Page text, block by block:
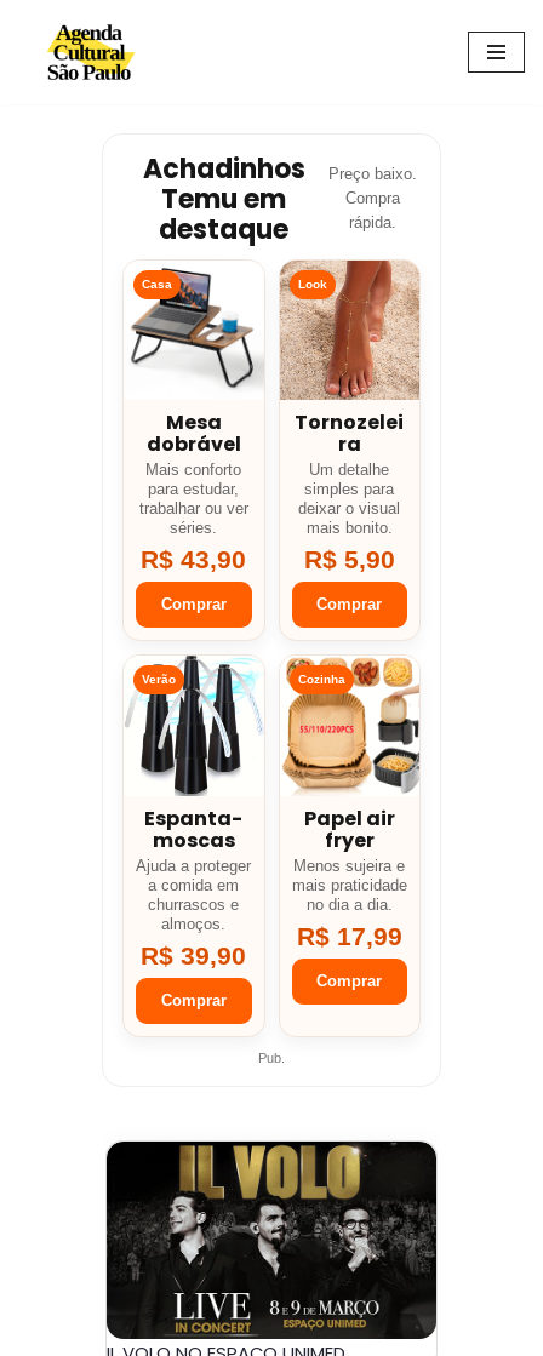
Avançar
Achadinhos
Temu em
destaque
Preço baixo.
Compra
rápida.
Casa
Mesa
dobrável
Mais conforto
para estudar,
trabalhar ou ver
séries.
R$ 43,90
Comprar
Look
Tornozelei
ra
Um detalhe
simples para
deixar o visual
mais bonito.
R$ 5,90
Comprar
Verão
Espanta-
moscas
Ajuda a proteger
a comida em
churrascos e
almoços.
R$ 39,90
Comprar
Cozinha
Papel air
fryer
Menos sujeira e
mais praticidade
no dia a dia.
R$ 17,99
Comprar
Pub.